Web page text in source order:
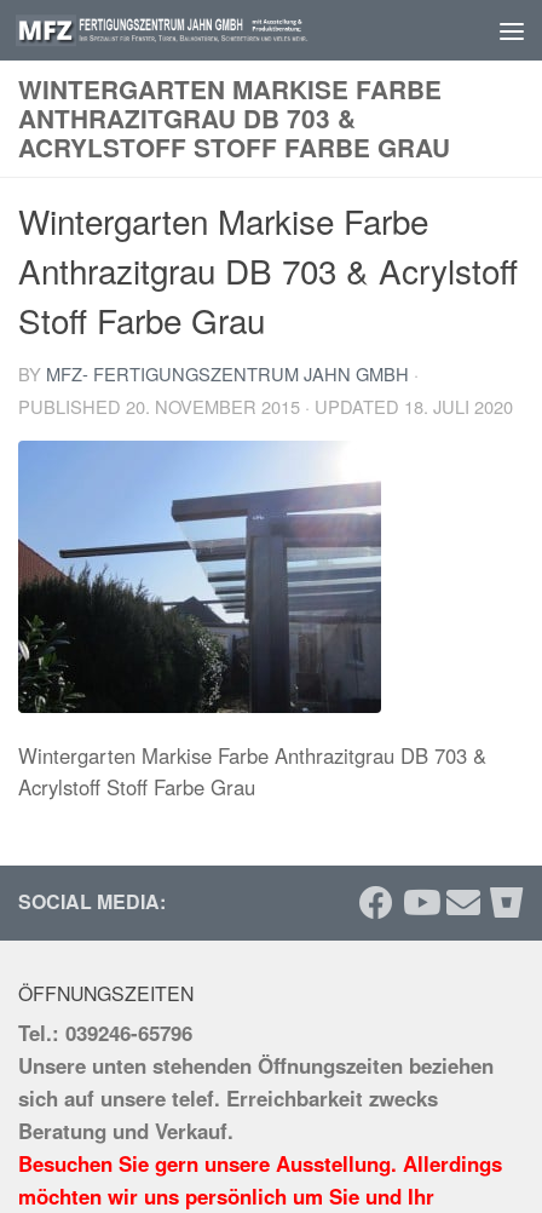
Skip to content
WINTERGARTEN MARKISE FARBE
ANTHRAZITGRAU DB 703 &
ACRYLSTOFF STOFF FARBE GRAU
Wintergarten Markise Farbe
Anthrazitgrau DB 703 & Acrylstoff
Stoff Farbe Grau
BY MFZ- FERTIGUNGSZENTRUM JAHN GMBH ·
PUBLISHED 20. NOVEMBER 2015 · UPDATED 18. JULI 2020
Wintergarten Markise Farbe Anthrazitgrau DB 703 &
Acrylstoff Stoff Farbe Grau
SOCIAL MEDIA:
ÖFFNUNGSZEITEN
Tel.: 039246-65796
Unsere unten stehenden Öffnungszeiten beziehen
sich auf unsere telef. Erreichbarkeit zwecks
Beratung und Verkauf.
Besuchen Sie gern unsere Ausstellung. Allerdings
möchten wir uns persönlich um Sie und Ihr